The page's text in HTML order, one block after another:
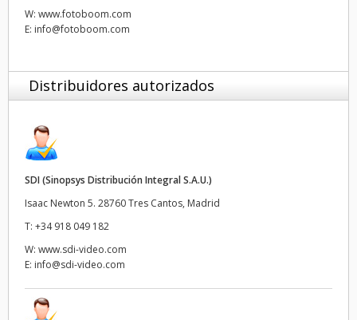
Ukraine
United States
W: www.fotoboom.com
E: info@fotoboom.com
Distribuidores autorizados
SDI (Sinopsys Distribución Integral S.A.U.)
Isaac Newton 5. 28760 Tres Cantos, Madrid
T: +34 918 049 182
W: www.sdi-video.com
E: info@sdi-video.com